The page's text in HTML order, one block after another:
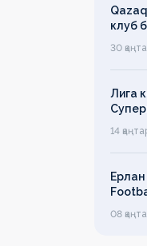
клуб
30
Лига
лимит
14
08